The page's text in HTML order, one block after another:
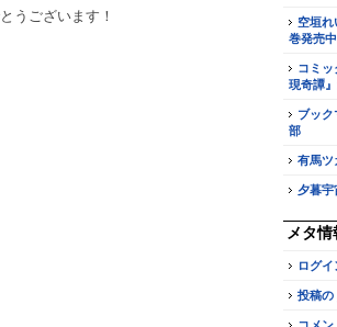
うございます！
空垣
巻発売中
コミ
現奇譚
ブッ
部
有馬ツ
夕暮宇
メタ情
ログイ
投稿の